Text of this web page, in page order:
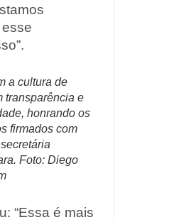
a cultura de
transparência e
honrando os
firmados com
Foto: Diego
“Essa é mais